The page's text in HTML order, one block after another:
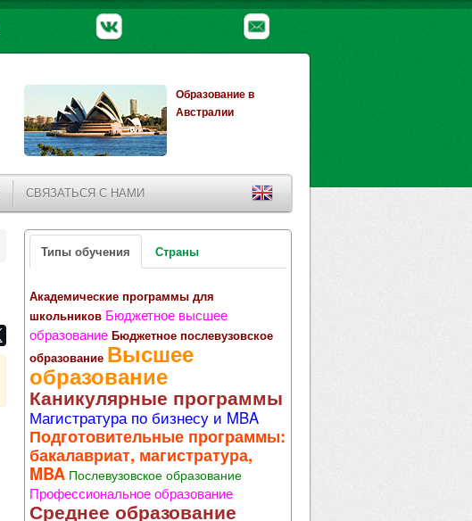
Образование в
Австралии
СВЯЗАТЬСЯ С НАМИ
Типы обучения Страны
Академические программы для
школьников Бюджетное высшее
образование Бюджетное послевузовское
образование Высшее
образование
Каникулярные программы
Магистратура по бизнесу и MBA
Подготовительные программы:
бакалавриат, магистратура,
MBA Послевузовское образование
Профессиональное образование
Среднее образование